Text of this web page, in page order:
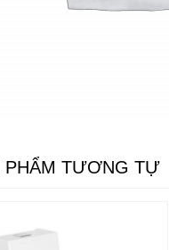
PHẨM TƯƠNG TỰ